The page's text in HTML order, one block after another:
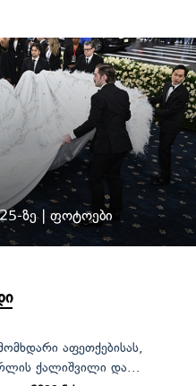
ზე | ფოტოები
აფეთქებისას,
ქალიშვილი და...